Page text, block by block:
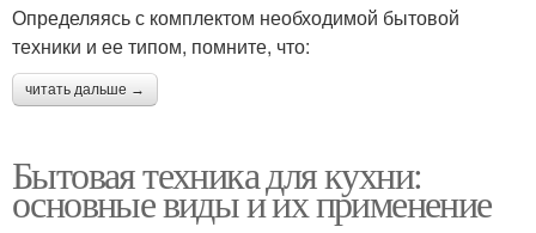
Определяясь с комплектом необходимой бытовой
техники и ее типом, помните, что:
читать дальше →
Бытовая техника для кухни:
основные виды и их применение